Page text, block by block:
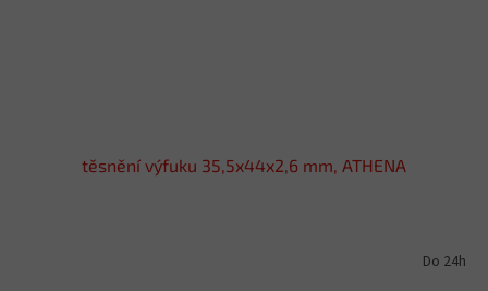
těsnění výfuku 35,5x44x2,6 mm, ATHENA
Do 24h